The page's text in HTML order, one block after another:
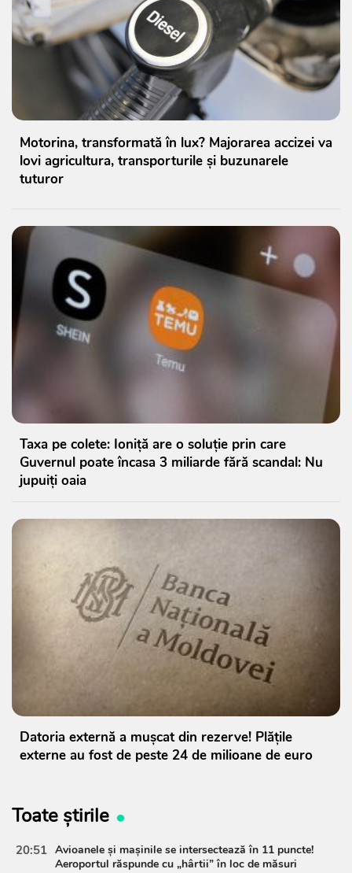
Motorina, transformată în lux? Majorarea accizei va
lovi agricultura, transporturile și buzunarele
tuturor
Taxa pe colete: Ioniță are o soluție prin care
Guvernul poate încasa 3 miliarde fără scandal: Nu
jupuiți oaia
Datoria externă a mușcat din rezerve! Plățile
externe au fost de peste 24 de milioane de euro
Toate știrile
20:51 Avioanele și mașinile se intersectează în 11 puncte!
Aeroportul răspunde cu „hârtii” în loc de măsuri